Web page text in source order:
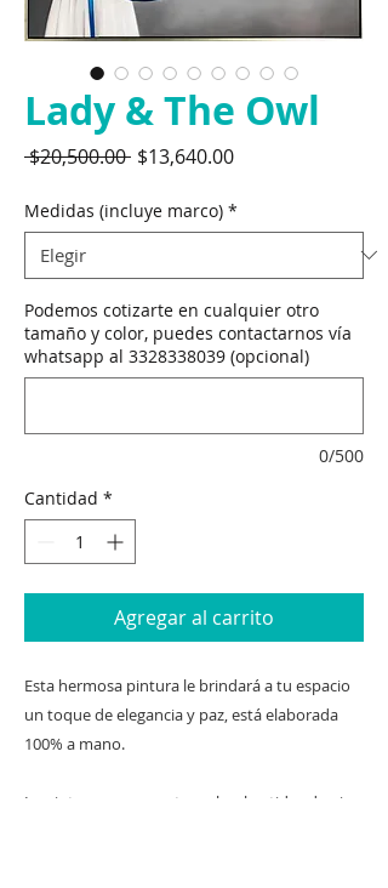
Lady & The Owl
$20,500.00 Precio
$13,640.00Precio
oferta
Medidas (incluye marco) *
Podemos cotizarte en cualquier otro
tamaño y color, puedes contactarnos vía
whatsapp al 3328338039 (opcional)
0/500
Cantidad *
Agregar al carrito
Esta hermosa pintura le brindará a tu espacio
un toque de elegancia y paz, está elaborada
100% a mano.
La pintura se encuentra sobre bastidor de pino